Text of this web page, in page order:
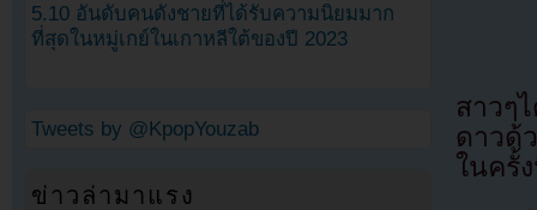
สาวๆ
ดาวด้
ในครั้
5.10 อันดับคนดังชายที่ได้รับความนิยมมาก
ที่สุดในหมู่เกย์ในเกาหลีใต้ของปี 2023
Tweets by @KpopYouzab
ข่าวล่ามาแรง